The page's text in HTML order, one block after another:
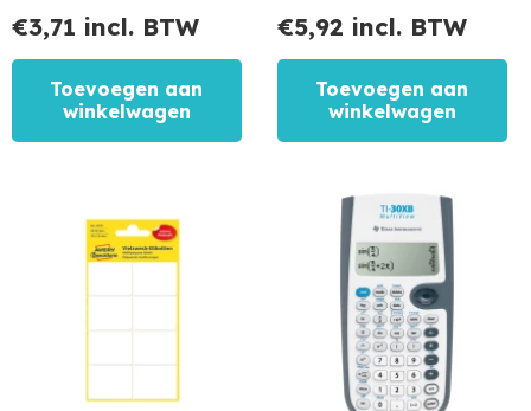
€3,71 incl. BTW
Toevoegen aan
winkelwagen
€5,92 incl. BTW
Toevoegen aan
winkelwagen